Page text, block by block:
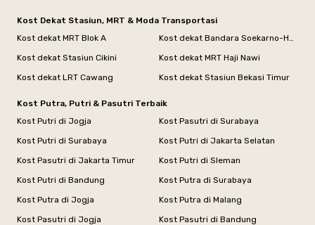
Kost Dekat Stasiun, MRT & Moda Transportasi
Kost dekat MRT Blok A
Kost dekat Bandara Soekarno-Hatta
Kost dekat Stasiun Cikini
Kost dekat MRT Haji Nawi
Kost dekat LRT Cawang
Kost dekat Stasiun Bekasi Timur
Kost Putra, Putri & Pasutri Terbaik
Kost Putri di Jogja
Kost Pasutri di Surabaya
Kost Putri di Surabaya
Kost Putri di Jakarta Selatan
Kost Pasutri di Jakarta Timur
Kost Putri di Sleman
Kost Putri di Bandung
Kost Putra di Surabaya
Kost Putra di Jogja
Kost Putra di Malang
Kost Pasutri di Jogja
Kost Pasutri di Bandung